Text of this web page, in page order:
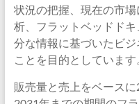
状況の把握、現在の市
析、フラットベッドド
分な情報に基づいたビ
ことを目的としています
販売量と売上をベース